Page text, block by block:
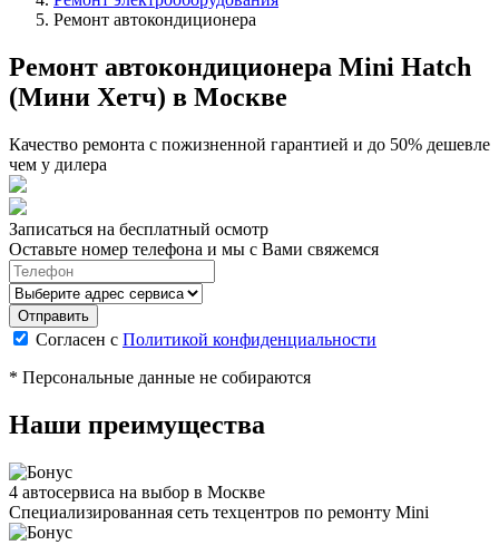
Ремонт автокондиционера
Ремонт автокондиционера Mini Hatch
(Мини Хетч) в Москве
Качество ремонта с пожизненной гарантией и до 50% дешевле
чем у дилера
Записаться на бесплатный осмотр
Оставьте номер телефона и мы с Вами свяжемся
Согласен с Политикой конфиденциальности
* Персональные данные не собираются
Наши преимущества
4 автосервиса на выбор в Москве
Специализированная сеть техцентров по ремонту Mini